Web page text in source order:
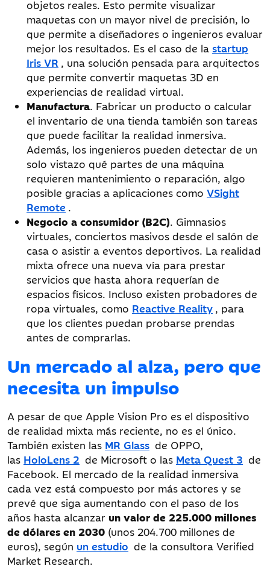
objetos reales. Esto permite visualizar
maquetas con un mayor nivel de precisión, lo
que permite a diseñadores o ingenieros evaluar
mejor los resultados. Es el caso de la startup
Iris VR , una solución pensada para arquitectos
que permite convertir maquetas 3D en
experiencias de realidad virtual.
Manufactura. Fabricar un producto o calcular
el inventario de una tienda también son tareas
que puede facilitar la realidad inmersiva.
Además, los ingenieros pueden detectar de un
solo vistazo qué partes de una máquina
requieren mantenimiento o reparación, algo
posible gracias a aplicaciones como VSight
Remote .
Negocio a consumidor (B2C). Gimnasios
virtuales, conciertos masivos desde el salón de
casa o asistir a eventos deportivos. La realidad
mixta ofrece una nueva vía para prestar
servicios que hasta ahora requerían de
espacios físicos. Incluso existen probadores de
ropa virtuales, como Reactive Reality , para
que los clientes puedan probarse prendas
antes de comprarlas.
Un mercado al alza, pero que
necesita un impulso
A pesar de que Apple Vision Pro es el dispositivo
de realidad mixta más reciente, no es el único.
También existen las MR Glass de OPPO,
las HoloLens 2 de Microsoft o las Meta Quest 3 de
Facebook. El mercado de la realidad inmersiva
cada vez está compuesto por más actores y se
prevé que siga aumentando con el paso de los
años hasta alcanzar un valor de 225.000 millones
de dólares en 2030 (unos 204.700 millones de
euros), según un estudio de la consultora Verified
Market Research.